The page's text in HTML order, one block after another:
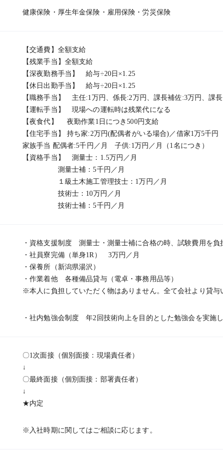
健康保険・厚生年金保険・雇用保険・労災保険
【交通費】全額支給
【残業手当】全額支給
【深夜勤務手当】 給与÷20日×1.25
【休日出勤手当】 給与÷20日×1.25
【職務手当】 主任:1万円、係長:2万円、課長補佐:3万円、課
【運転手当】 現場への運転時は残業代になる
【夜食代】 夜勤作業1日につき500円支給
【住宅手当】 持ち家:2万円(配偶者がいる場合)／借家1万5千円
家族手当 配偶者:5千円／月 子供:1万円／月（1名につき）
【資格手当】 測量士：1.5万円／月
測量士補：5千円／月
１級土木施工管理技士：1万円／月
技術士：10万円／月
技術士補：5千円／月
・資格支援制度 測量士・測量士補に合格の時、試験費用を負
・社員寮完備（単身1R） 3万円／月
・保養所（新潟県湯沢）
・作業着他 各種備品貸与（電卓・事務用品等）
※本人に負担していただく物はありません。全て会社より貸与
・社内勉強会制度 年2回技術向上を目的とした勉強会を実施
〇1次面接（個別面接：現場責任者）
↓
〇最終面接（個別面接：部署責任者）
↓
★内定
※入社時期に関してはご相談に応じます。